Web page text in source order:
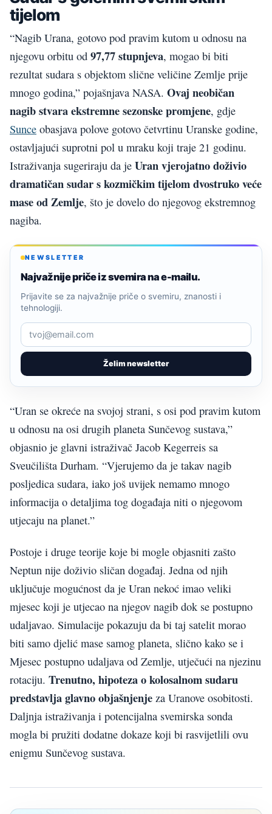
tijelom
“Nagib Urana, gotovo pod pravim kutom u odnosu na
njegovu orbitu od 97,77 stupnjeva, mogao bi biti
rezultat sudara s objektom slične veličine Zemlje prije
mnogo godina,” pojašnjava NASA. Ovaj neobičan
nagib stvara ekstremne sezonske promjene, gdje
Sunce obasjava polove gotovo četvrtinu Uranske godine,
ostavljajući suprotni pol u mraku koji traje 21 godinu.
Istraživanja sugeriraju da je Uran vjerojatno doživio
dramatičan sudar s kozmičkim tijelom dvostruko veće
mase od Zemlje, što je dovelo do njegovog ekstremnog
nagiba.
NEWSLETTER
Najvažnije priče iz svemira na e-mailu.
Želim newsletter
Prijavite se za najvažnije priče o svemiru, znanosti i
tehnologiji.
“Uran se okreće na svojoj strani, s osi pod pravim kutom
u odnosu na osi drugih planeta Sunčevog sustava,”
objasnio je glavni istraživač Jacob Kegerreis sa
Sveučilišta Durham. “Vjerujemo da je takav nagib
posljedica sudara, iako još uvijek nemamo mnogo
informacija o detaljima tog događaja niti o njegovom
utjecaju na planet.”
Postoje i druge teorije koje bi mogle objasniti zašto
Neptun nije doživio sličan događaj. Jedna od njih
uključuje mogućnost da je Uran nekoć imao veliki
mjesec koji je utjecao na njegov nagib dok se postupno
udaljavao. Simulacije pokazuju da bi taj satelit morao
biti samo djelić mase samog planeta, slično kako se i
Mjesec postupno udaljava od Zemlje, utječući na njezinu
rotaciju. Trenutno, hipoteza o kolosalnom sudaru
predstavlja glavno objašnjenje za Uranove osobitosti.
Daljnja istraživanja i potencijalna svemirska sonda
mogla bi pružiti dodatne dokaze koji bi rasvijetlili ovu
enigmu Sunčevog sustava.